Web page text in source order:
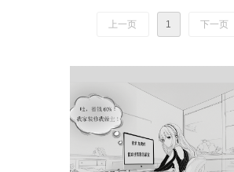
产品，百度网盘发货，一旦拍下概不
退款，（达人或机构带货二一添作五
上一页 1 下一页